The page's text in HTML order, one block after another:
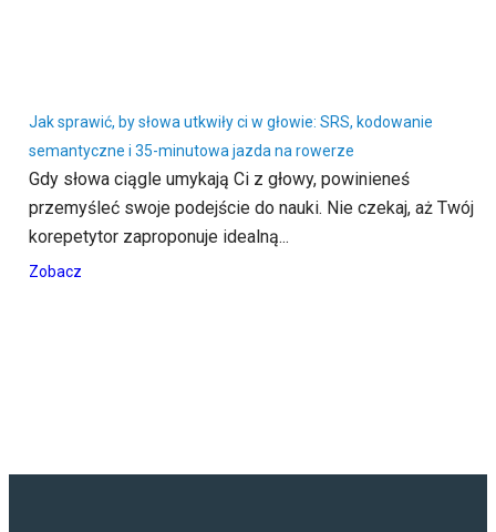
Jak sprawić, by słowa utkwiły ci w głowie: SRS, kodowanie
semantyczne i 35-minutowa jazda na rowerze
Gdy słowa ciągle umykają Ci z głowy, powinieneś
przemyśleć swoje podejście do nauki. Nie czekaj, aż Twój
korepetytor zaproponuje idealną...
Zobacz